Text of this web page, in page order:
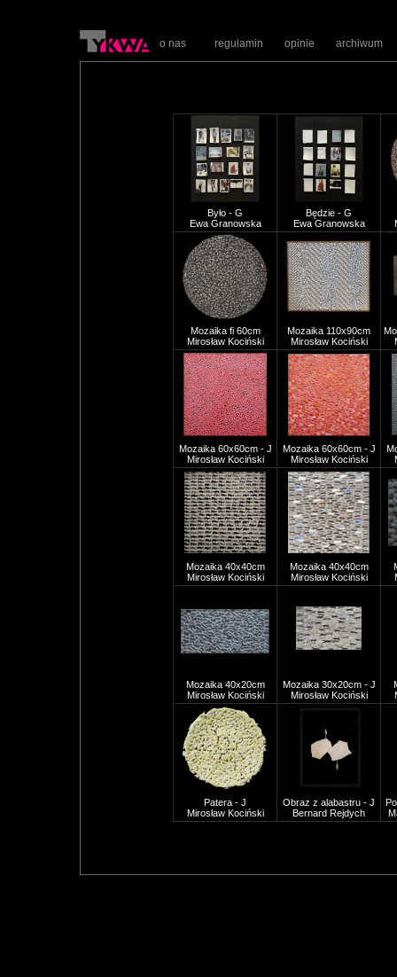
o nas regulamin opinie archiwum
Było - G
Ewa Granowska
Będzie - G
Ewa Granowska
Mozaika fi 60cm
Mirosław Kociński
Mozaika 110x90cm
Mirosław Kociński
Mozaika 60x60cm - J
Mirosław Kociński
Mozaika 60x60cm - J
Mirosław Kociński
Mozaika 40x40cm
Mirosław Kociński
Mozaika 40x40cm
Mirosław Kociński
Mozaika 40x20cm
Mirosław Kociński
Mozaika 30x20cm - J
Mirosław Kociński
Patera - J
Mirosław Kociński
Obraz z alabastru - J
Bernard Rejdych